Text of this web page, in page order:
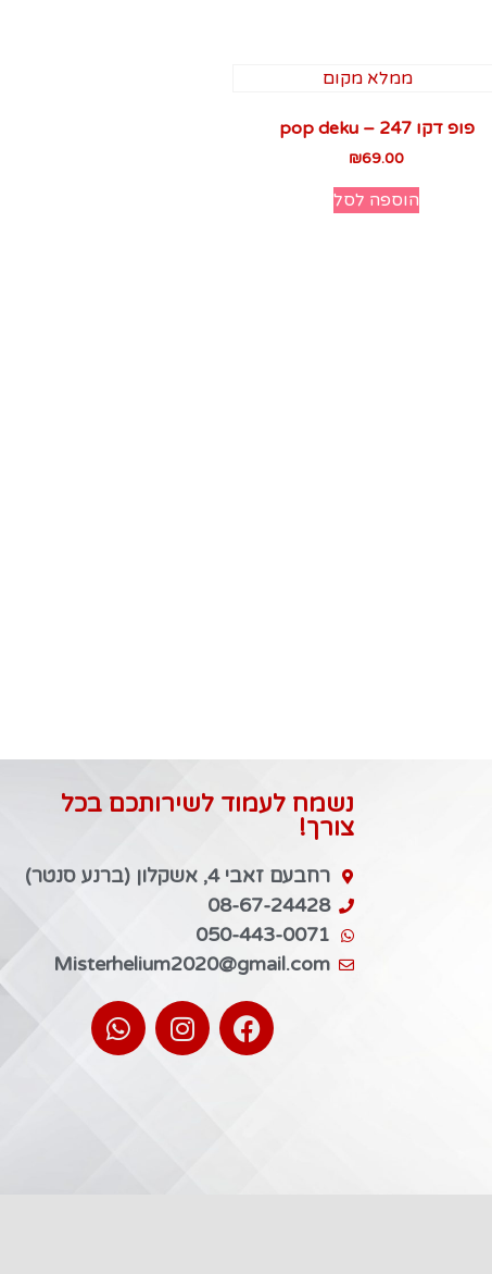
פופ דקו 247 – pop deku
₪69.00
הוספה לסל
נשמח לעמוד לשירותכם בכל
צורך!
רחבעם זאבי 4, אשקלון (ברנע סנטר)
08-67-24428
050-443-0071
Misterhelium2020@gmail.com